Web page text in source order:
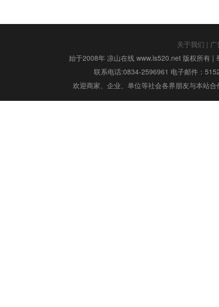
关于我们 |
始于2008年 凉山在线 www.ls520.net 版权所有
联系电话:0834-2596961 电子邮件：
欢迎商家、企业、单位等社会各界朋友与本站